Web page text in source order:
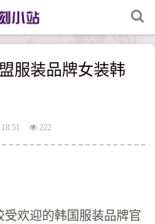
服装品牌女装韩
222
欢迎的韩国服装品牌官